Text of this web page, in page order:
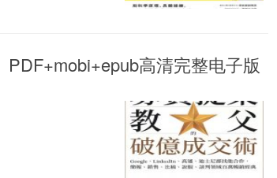
PDF+mobi+epub高清完整电子版